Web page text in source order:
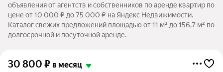
объявления от агентств и собственников по аренде квартир по
цене от 10 000 ₽ до 75 000 ₽ на Яндекс Недвижимости.
Каталог свежих предложений площадью от 11 м² до 156,7 м² по
долгосрочной и посуточной аренде.
30 800 ₽ в месяц